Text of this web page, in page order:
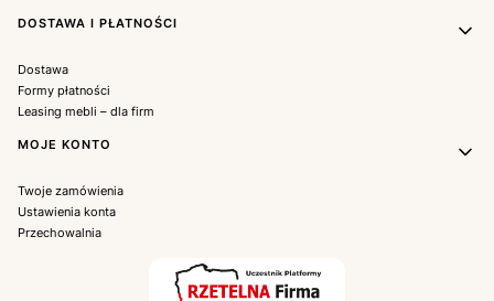
DOSTAWA I PŁATNOŚCI
Dostawa
Formy płatności
Leasing mebli – dla firm
MOJE KONTO
Twoje zamówienia
Ustawienia konta
Przechowalnia